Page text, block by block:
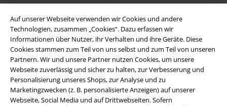
Auf unserer Webseite verwenden wir Cookies und andere
Technologien, zusammen „Cookies“. Dazu erfassen wir
Informationen über Nutzer, ihr Verhalten und ihre Geräte. Diese
Cookies stammen zum Teil von uns selbst und zum Teil von unseren
Partnern. Wir und unsere Partner nutzen Cookies, um unsere
Webseite zuverlässig und sicher zu halten, zur Verbesserung und
Personalisierung unseres Shops, zur Analyse und zu
Marketingzwecken (z. B. personalisierte Anzeigen) auf unserer
Webseite, Social Media und auf Drittwebseiten. Sofern
A Warner Music Group Company